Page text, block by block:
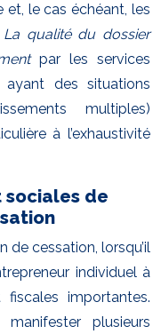
et, le cas échéant, les
La qualité du dossier
par les services
ayant des situations
multiples)
à l’exhaustivité
sociales de
de cessation, lorsqu’il
individuel à
importantes.
plusieurs